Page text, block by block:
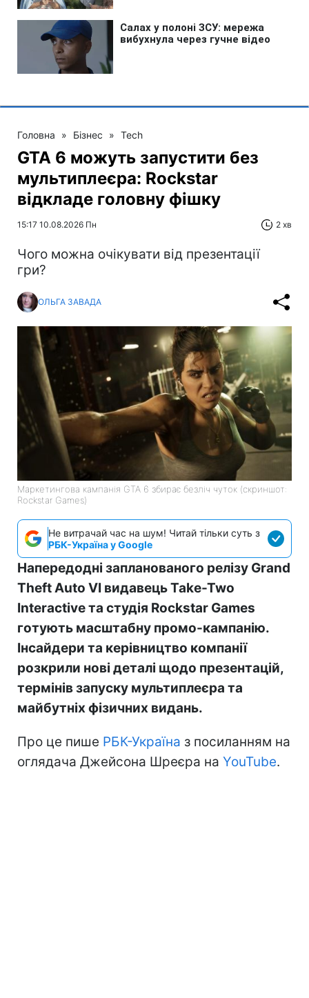
Головна » Бізнес » Tech
GTA 6 можуть запустити без
мультиплеєра: Rockstar
відкладе головну фішку
15:17 10.08.2026 Пн 2 хв
Чого можна очікувати від презентації
гри?
ОЛЬГА ЗАВАДА
Маркетингова кампанія GTA 6 збирає безліч чуток (скриншот:
Rockstar Games)
Не витрачай час на шум! Читай тільки суть з
РБК-Україна у Google
Напередодні запланованого релізу Grand
Theft Auto VI видавець Take-Two
Interactive та студія Rockstar Games
готують масштабну промо-кампанію.
Інсайдери та керівництво компанії
розкрили нові деталі щодо презентацій,
термінів запуску мультиплеєра та
майбутніх фізичних видань.
Про це пише РБК-Україна з посиланням на
оглядача Джейсона Шреєра на YouTube.